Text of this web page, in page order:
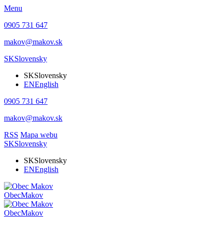
Menu
0905 731 647
makov@makov.sk
SKSlovensky
SKSlovensky
ENEnglish
0905 731 647
makov@makov.sk
RSS Mapa webu
SKSlovensky
SKSlovensky
ENEnglish
ObecMakov
ObecMakov